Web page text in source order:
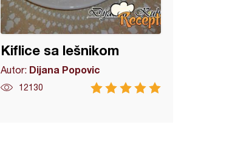
Kiflice sa lešnikom
Autor: Dijana Popovic
12130